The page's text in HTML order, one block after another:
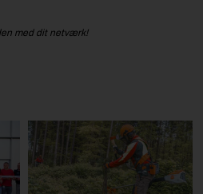
med dit netværk!